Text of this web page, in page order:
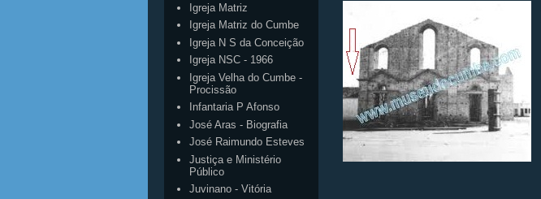
Igreja Matriz
Igreja Matriz do Cumbe
Igreja N S da Conceição
Igreja NSC - 1966
Igreja Velha do Cumbe -
Procissão
Infantaria P Afonso
José Aras - Biografia
José Raimundo Esteves
Justiça e Ministério
Público
Juvinano - Vitória